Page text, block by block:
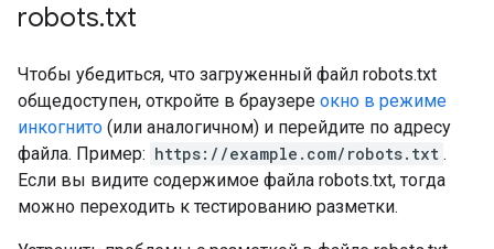
robots.txt
Чтобы убедиться, что загруженный файл robots.txt
общедоступен, откройте в браузере окно в режиме
инкогнито (или аналогичном) и перейдите по адресу
файла. Пример: https://example.com/robots.txt .
Если вы видите содержимое файла robots.txt, тогда
можно переходить к тестированию разметки.